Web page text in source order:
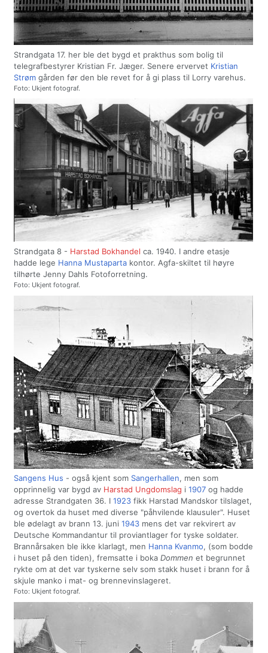
Strandgata 17. her ble det bygd et prakthus som bolig til
telegrafbestyrer Kristian Fr. Jæger. Senere ervervet Kristian
Strøm gården før den ble revet for å gi plass til Lorry varehus.
Foto: Ukjent fotograf.
Strandgata 8 - Harstad Bokhandel ca. 1940. I andre etasje
hadde lege Hanna Mustaparta kontor. Agfa-skiltet til høyre
tilhørte Jenny Dahls Fotoforretning.
Foto: Ukjent fotograf.
Sangens Hus - også kjent som Sangerhallen, men som
opprinnelig var bygd av Harstad Ungdomslag i 1907 og hadde
adresse Strandgaten 36. I 1923 fikk Harstad Mandskor tilslaget,
og overtok da huset med diverse "påhvilende klausuler". Huset
ble ødelagt av brann 13. juni 1943 mens det var rekvirert av
Deutsche Kommandantur til proviantlager for tyske soldater.
Brannårsaken ble ikke klarlagt, men Hanna Kvanmo, (som bodde
i huset på den tiden), fremsatte i boka Dommen et begrunnet
rykte om at det var tyskerne selv som stakk huset i brann for å
skjule manko i mat- og brennevinslageret.
Foto: Ukjent fotograf.